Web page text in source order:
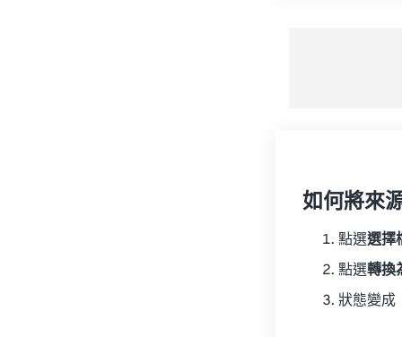
如何將來
點選選擇
點選轉換
狀態變成